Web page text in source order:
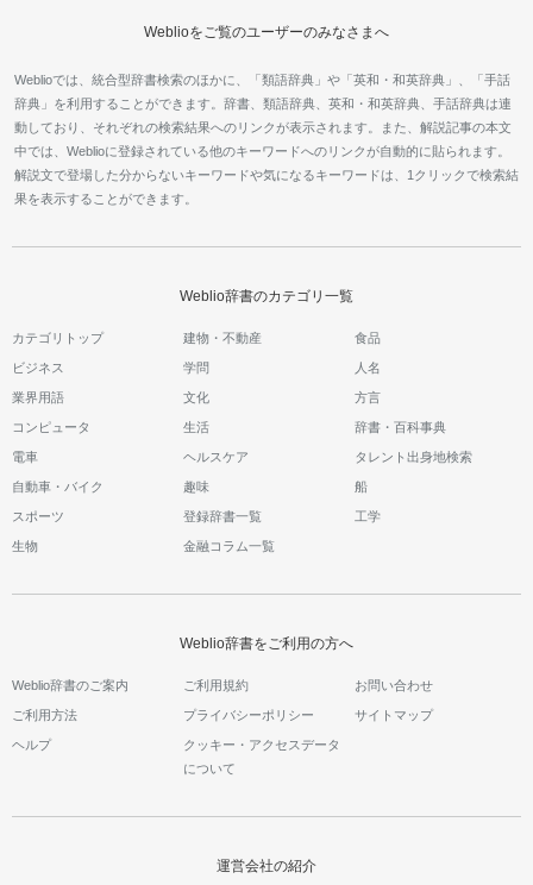
Weblioをご覧のユーザーのみなさまへ
Weblioでは、統合型辞書検索のほかに、「類語辞典」や「英和・和英辞典」、「手話
辞典」を利用することができます。辞書、類語辞典、英和・和英辞典、手話辞典は連
動しており、それぞれの検索結果へのリンクが表示されます。また、解説記事の本文
中では、Weblioに登録されている他のキーワードへのリンクが自動的に貼られます。
解説文で登場した分からないキーワードや気になるキーワードは、1クリックで検索結
果を表示することができます。
Weblio辞書のカテゴリ一覧
カテゴリトップ 建物・不動産 食品
ビジネス 学問 人名
業界用語 文化 方言
コンピュータ 生活 辞書・百科事典
電車 ヘルスケア タレント出身地検索
自動車・バイク 趣味 船
スポーツ 登録辞書一覧 工学
生物 金融コラム一覧
Weblio辞書をご利用の方へ
Weblio辞書のご案内 ご利用規約 お問い合わせ
ご利用方法 プライバシーポリシー サイトマップ
ヘルプ
クッキー・アクセスデータ
について
運営会社の紹介